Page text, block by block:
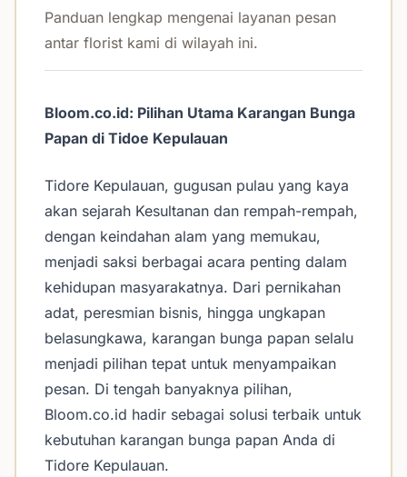
Panduan lengkap mengenai layanan pesan
antar florist kami di wilayah ini.
Bloom.co.id: Pilihan Utama Karangan Bunga
Papan di Tidoe Kepulauan
Tidore Kepulauan, gugusan pulau yang kaya
akan sejarah Kesultanan dan rempah-rempah,
dengan keindahan alam yang memukau,
menjadi saksi berbagai acara penting dalam
kehidupan masyarakatnya. Dari pernikahan
adat, peresmian bisnis, hingga ungkapan
belasungkawa, karangan bunga papan selalu
menjadi pilihan tepat untuk menyampaikan
pesan. Di tengah banyaknya pilihan,
Bloom.co.id hadir sebagai solusi terbaik untuk
kebutuhan karangan bunga papan Anda di
Tidore Kepulauan.